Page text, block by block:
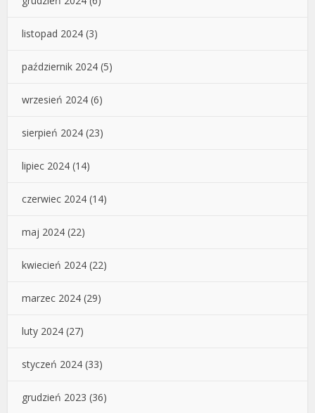
listopad 2024 (3)
październik 2024 (5)
wrzesień 2024 (6)
sierpień 2024 (23)
lipiec 2024 (14)
czerwiec 2024 (14)
maj 2024 (22)
kwiecień 2024 (22)
marzec 2024 (29)
luty 2024 (27)
styczeń 2024 (33)
grudzień 2023 (36)